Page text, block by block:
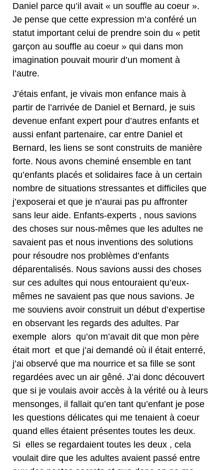
Daniel parce qu’il avait « un souffle au coeur ».
Je pense que cette expression m’a conféré un
statut important celui de prendre soin du « petit
garçon au souffle au coeur » qui dans mon
imagination pouvait mourir d’un moment à
l’autre.
J’étais enfant, je vivais mon enfance mais à
partir de l’arrivée de Daniel et Bernard, je suis
devenue enfant expert pour d’autres enfants et
aussi enfant partenaire, car entre Daniel et
Bernard, les liens se sont construits de manière
forte. Nous avons cheminé ensemble en tant
qu’enfants placés et solidaires face à un certain
nombre de situations stressantes et difficiles que
j’exposerai et que je n’aurai pas pu affronter
sans leur aide. Enfants-experts , nous savions
des choses sur nous-mêmes que les adultes ne
savaient pas et nous inventions des solutions
pour résoudre nos problèmes d’enfants
déparentalisés. Nous savions aussi des choses
sur ces adultes qui nous entouraient qu’eux-
mêmes ne savaient pas que nous savions. Je
me souviens avoir construit un début d’expertise
en observant les regards des adultes. Par
exemple alors qu’on m’avait dit que mon père
était mort et que j’ai demandé où il était enterré,
j’ai observé que ma nourrice et sa fille se sont
regardées avec un air gêné. J’ai donc découvert
que si je voulais avoir accès à la vérité ou à leurs
mensonges, il fallait qu’en tant qu’enfant je pose
les questions délicates qui me tenaient à coeur
quand elles étaient présentes toutes les deux.
Si elles se regardaient toutes les deux , cela
voulait dire que les adultes avaient passé entre